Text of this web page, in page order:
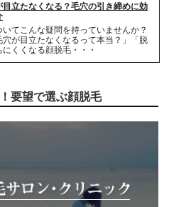
立たなくなる？毛穴の引き締めに効
てこんな疑問を持っていませんか？
穴が目立たなくなるって本当？」「脱
くくなる顔脱毛・・・
要望で選ぶ顔脱毛